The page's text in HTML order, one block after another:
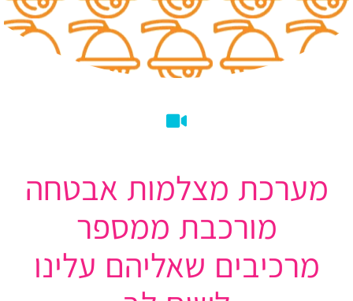
מערכת מצלמות אבטחה
מורכבת ממספר
מרכיבים שאליהם עלינו